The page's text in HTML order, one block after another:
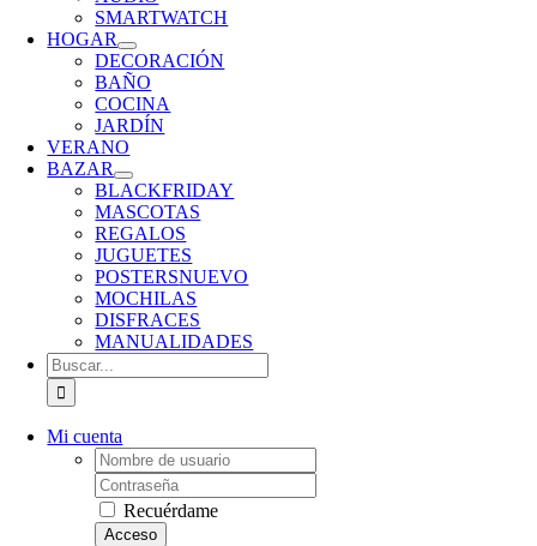
SMARTWATCH
HOGAR
DECORACIÓN
BAÑO
COCINA
JARDÍN
VERANO
BAZAR
BLACKFRIDAY
MASCOTAS
REGALOS
JUGUETES
POSTERSNUEVO
MOCHILAS
DISFRACES
MANUALIDADES
Buscar:
Mi cuenta
Username:
Password:
Recuérdame